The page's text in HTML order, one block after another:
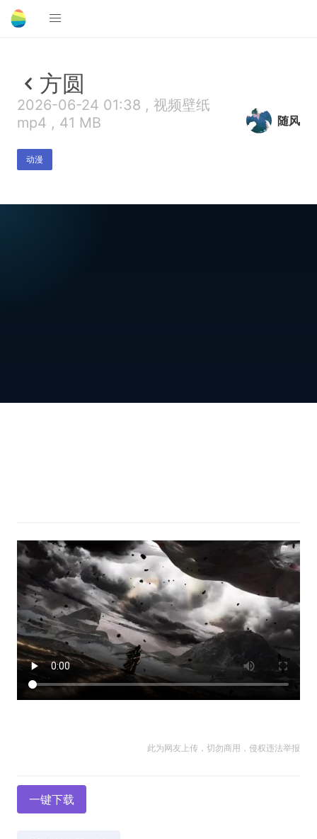
方圆
2026-06-24 01:38 , 视频壁纸
mp4 , 41 MB
动漫
随风
此为网友上传，切勿商用，侵权违法举报
一键下载